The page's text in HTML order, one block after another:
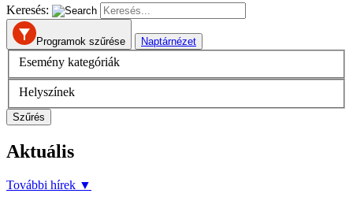
Keresés:
Programok szűrése Naptárnézet
Esemény kategóriák
Helyszínek
Szűrés
Aktuális
További hírek ▼